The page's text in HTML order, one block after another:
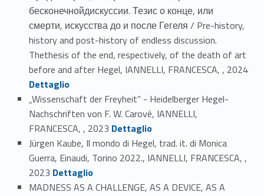
бесконечнойдискуссии. Тезис о конце, или
смерти, искусства до и после Гегеля / Pre-history,
history and post-history of endless discussion.
Thethesis of the end, respectively, of the death of art
before and after Hegel, IANNELLI, FRANCESCA, , 2024
Dettaglio
„Wissenschaft der Freyheit“ - Heidelberger Hegel-
Nachschriften von F. W. Carové, IANNELLI,
FRANCESCA, , 2023 Link identifier #identifier_person_105270-11
Dettaglio
Jürgen Kaube, Il mondo di Hegel, trad. it. di Monica
Guerra, Einaudi, Torino 2022., IANNELLI, FRANCESCA, ,
2023 Link identifier #identifier_person_122858-12
Dettaglio
MADNESS AS A CHALLENGE, AS A DEVICE, AS A